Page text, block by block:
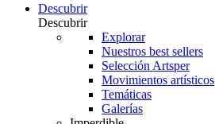
Descubrir
Descubrir
Explorar
Nuestros best sellers
Selección Artsper
Movimientos artísticos
Temáticas
Galerías